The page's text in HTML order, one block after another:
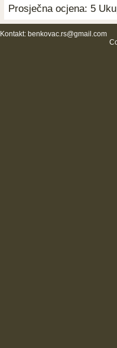
Prosječna ocjena: 5
Kontakt: benkovac.rs@gmail.com